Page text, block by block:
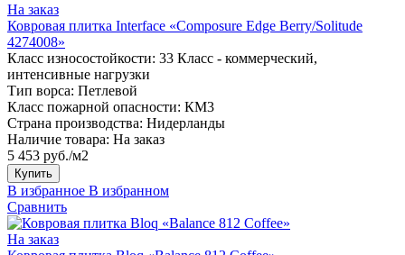
На заказ
Ковровая плитка Interface «Composure Edge Berry/Solitude
4274008»
Класс износостойкости: 33 Класс - коммерческий,
интенсивные нагрузки
Тип ворса: Петлевой
Класс пожарной опасности: КМ3
Страна производства: Нидерланды
Наличие товара: На заказ
5 453 руб./м2
Купить
В избранное В избранном
Сравнить
На заказ